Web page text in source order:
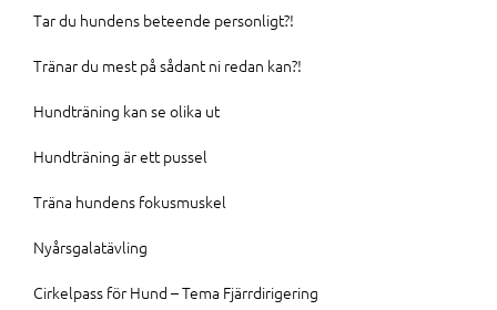
Tar du hundens beteende personligt?!
Tränar du mest på sådant ni redan kan?!
Hundträning kan se olika ut
Hundträning är ett pussel
Träna hundens fokusmuskel
Nyårsgalatävling
Cirkelpass för Hund – Tema Fjärrdirigering